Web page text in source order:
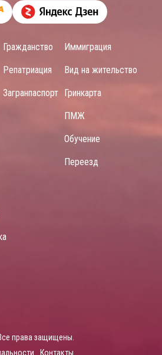
Гражданство
Репатриация
Загранпаспорт
Иммиграция
Вид на жительство
Гринкарта
ПМЖ
Обучение
Переезд
права защищены.
Контакты